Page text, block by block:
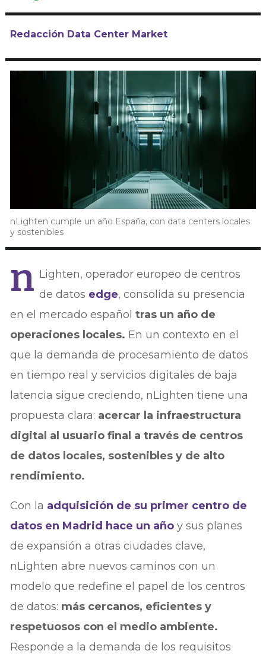
Redacción Data Center Market
nLighten cumple un año España, con data centers locales
y sostenibles
n Lighten, operador europeo de centros
de datos edge, consolida su presencia
en el mercado españoltras un año de
operaciones locales. En un contexto en el
que la demanda de procesamiento de datos
en tiempo real y servicios digitales de baja
latencia sigue creciendo, nLighten tiene una
propuesta clara: acercar la infraestructura
digital al usuario final a través de centros
de datos locales, sostenibles y de alto
rendimiento.
Con la adquisición de su primer centro de
datos en Madrid hace un añoy sus planes
de expansión a otras ciudades clave,
nLighten abre nuevos caminos con un
modelo que redefine el papel de los centros
de datos: más cercanos, eficientes y
respetuosos con el medio ambiente.
Responde a la demanda de los requisitos